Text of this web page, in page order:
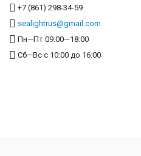
+7 (861) 298-34-59
sealightrus@gmail.com
Пн—Пт 09:00—18:00
Сб—Вс с 10:00 до 16:00